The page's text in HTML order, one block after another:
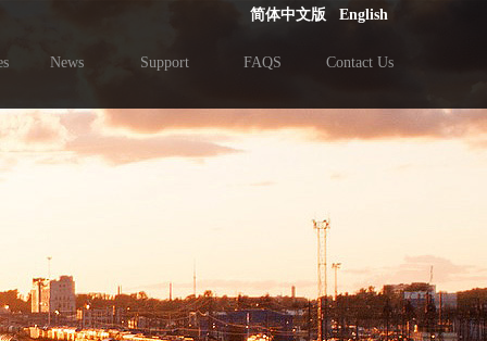
简体中文版 English
News Support FAQS Contact Us